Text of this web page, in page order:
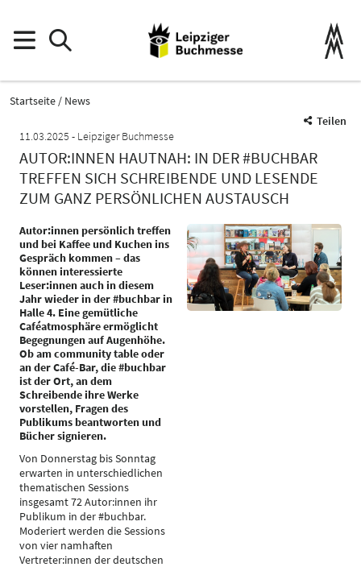
Startseite
News
Teilen
11.03.2025
Leipziger Buchmesse
AUTOR:INNEN HAUTNAH: IN DER #BUCHBAR
TREFFEN SICH SCHREIBENDE UND LESENDE
ZUM GANZ PERSÖNLICHEN AUSTAUSCH
Autor:innen persönlich treffen
und bei Kaffee und Kuchen ins
Gespräch kommen – das
können interessierte
Leser:innen auch in diesem
Jahr wieder in der #buchbar in
Halle 4. Eine gemütliche
Caféatmosphäre ermöglicht
Begegnungen auf Augenhöhe.
Ob am community table oder
an der Café-Bar, die #buchbar
ist der Ort, an dem
Schreibende ihre Werke
vorstellen, Fragen des
Publikums beantworten und
Bücher signieren.
Von Donnerstag bis Sonntag
erwarten in unterschiedlichen
thematischen Sessions
insgesamt 72 Autor:innen ihr
Publikum in der #buchbar.
Moderiert werden die Sessions
von vier namhaften
Vertreter:innen der deutschen